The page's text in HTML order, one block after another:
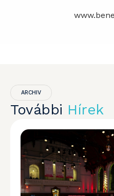
ARCHIV
További Hírek